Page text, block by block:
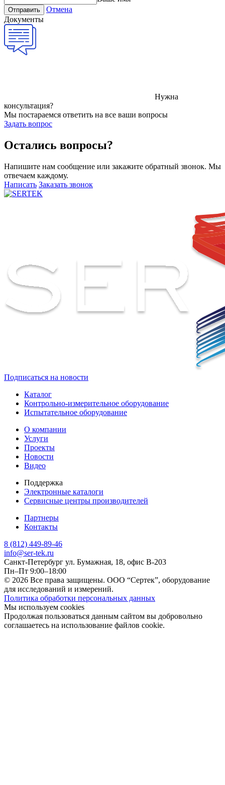
Отправить
Отмена
Документы
Нужна
консультация?
Мы постараемся ответить на все ваши вопросы
Задать вопрос
Остались вопросы?
Напишите нам сообщение или закажите обратный звонок. Мы
отвечаем каждому.
Написать Заказать звонок
Подписаться на новости
Каталог
Контрольно-измерительное оборудование
Испытательное оборудование
О компании
Услуги
Проекты
Новости
Видео
Поддержка
Электронные каталоги
Сервисные центры производителей
Партнеры
Контакты
8 (812) 449-89-46
info@ser-tek.ru
Санкт-Петербург ул. Бумажная, 18, офис B-203
Пн–Пт 9:00–18:00
© 2026 Все права защищены. ООО “Сертек”, оборудование
для исследований и измерений.
Политика обработки персональных данных
Мы используем cookies
Продолжая пользоваться данным сайтом вы добровольно
соглашаетесь на использование файлов cookie.